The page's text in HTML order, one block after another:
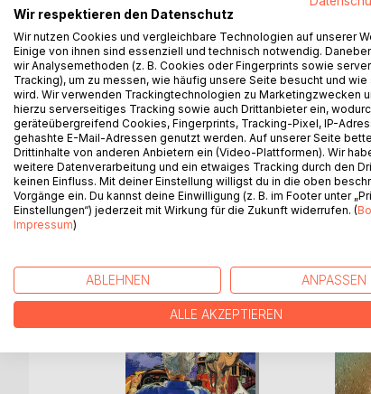
Das Buch enthält überarbeitete und neue
deren Vorbereitung. Ich gebe kleine
einigen der Geschichten habe ich meine
Zur Veranschaulichung und Auflockerung
WEITERE TITEL BEI
Wir respektieren den Datenschutz
Wir nutzen Cookies und vergleichbare Technologien auf unserer
Einige von ihnen sind essenziell und technisch notwendig.
wir Analysemethoden (z. B. Cookies oder Fingerprints sowie
Tracking), um zu messen, wie häufig unsere Seite besucht und
wird. Wir verwenden Trackingtechnologien zu Marketingzwecken
hierzu serverseitiges Tracking sowie auch Drittanbieter ein,
geräteübergreifend Cookies, Fingerprints, Tracking-Pixel, IP-
gehashte E-Mail-Adressen genutzt werden. Auf unserer Seite
Drittinhalte von anderen Anbietern ein (Video-Plattformen). Wir
weitere Datenverarbeitung und ein etwaiges Tracking durch den
keinen Einfluss. Mit deiner Einstellung willigst du in die oben
Vorgänge ein. Du kannst deine Einwilligung (z. B. im Footer unter
Einstellungen“) jederzeit mit Wirkung für die Zukunft widerrufen. (
Impressum)
ABLEHNEN ANPASSEN
ALLE AKZEPTIEREN